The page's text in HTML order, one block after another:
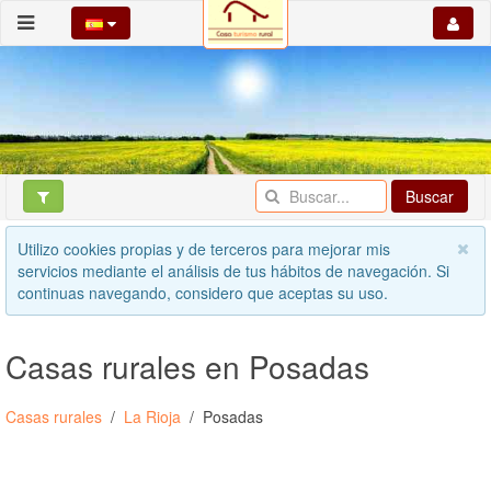
Buscar
Utilizo cookies propias y de terceros para mejorar mis
servicios mediante el análisis de tus hábitos de navegación. Si
continuas navegando, considero que aceptas su uso.
Casas rurales en Posadas
Casas rurales La Rioja Posadas